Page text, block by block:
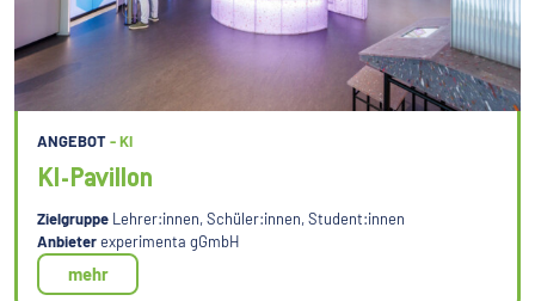
ANGEBOT- KI
KI-Pavillon
Zielgruppe Lehrer:innen, Schüler:innen, Student:innen
Anbieterexperimenta gGmbH
mehr